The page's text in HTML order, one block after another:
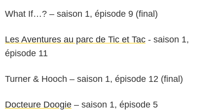
What If…? – saison 1, épisode 9 (final)
Les Aventures au parc de Tic et Tac - saison 1,
épisode 11
Turner & Hooch – saison 1, épisode 12 (final)
Docteure Doogie – saison 1, épisode 5